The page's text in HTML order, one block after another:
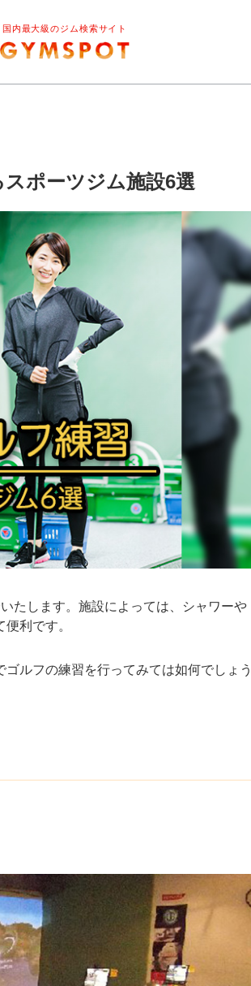
国内最大級のジム検索サイト
スポーツジム施設6選
たします。施設によっては、シャワーや
利です。
ルフの練習を行ってみては如何でしょう